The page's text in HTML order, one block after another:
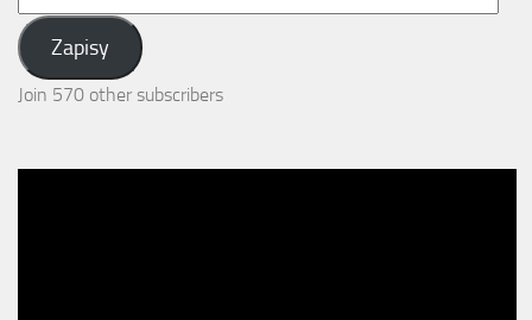
Address:
Zapisy
Join 570 other subscribers